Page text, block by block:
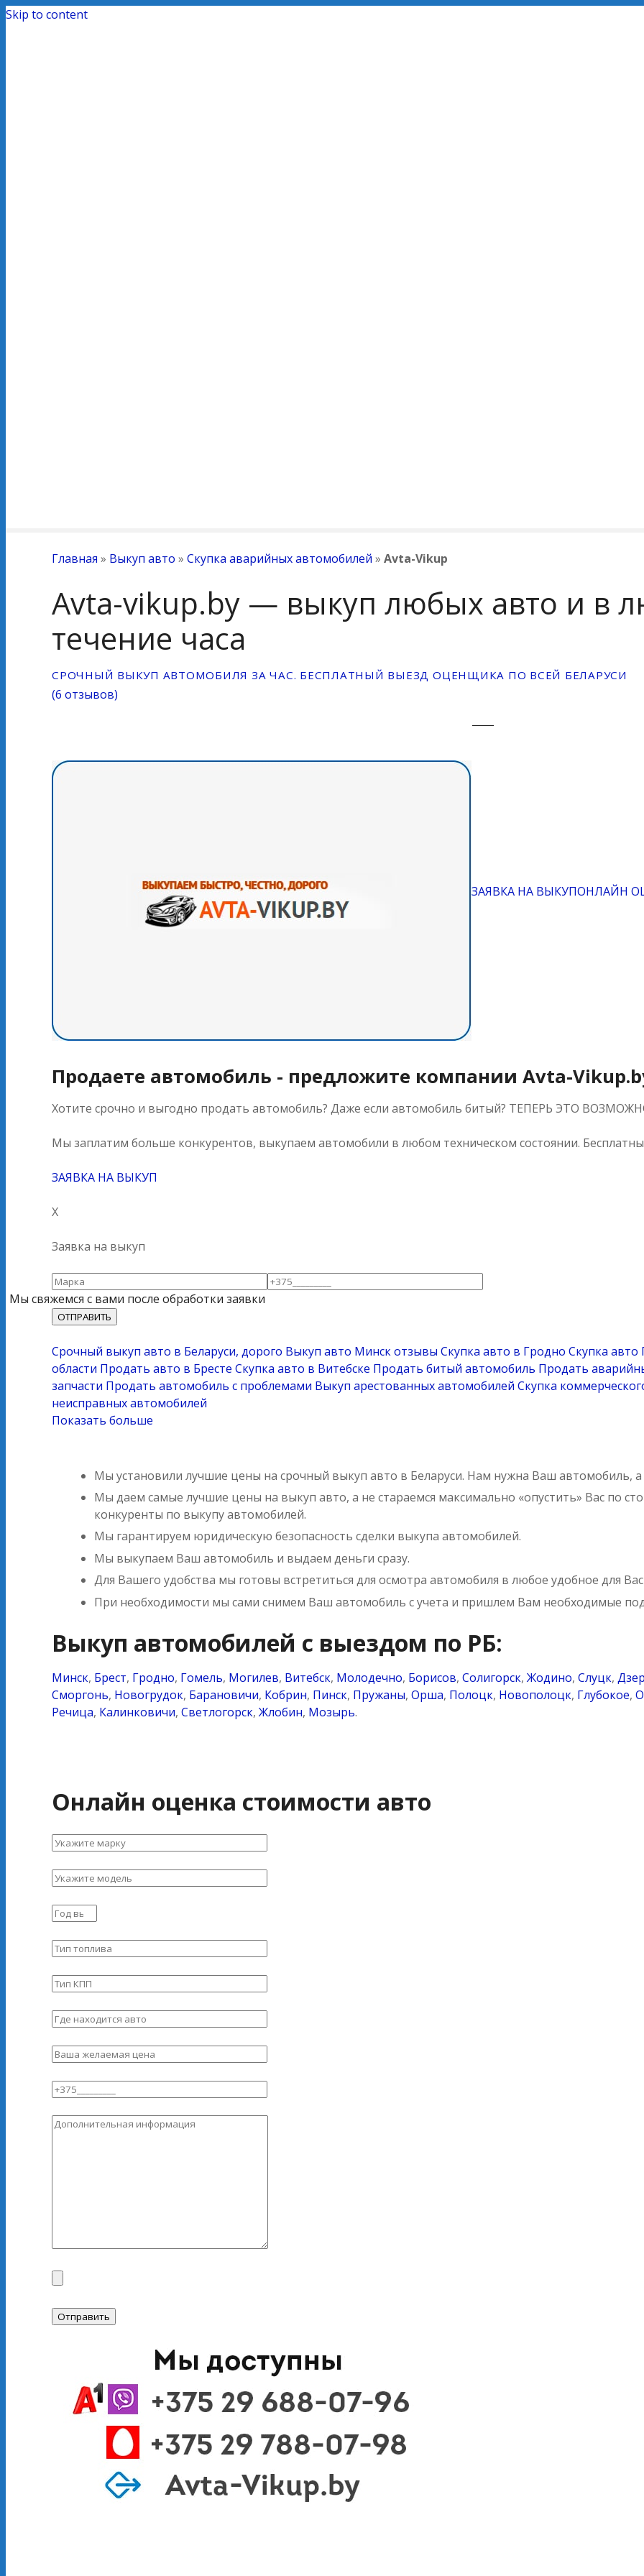
Skip to content
Главная » Выкуп авто » Скупка аварийных автомобилей » Avta-Vikup
Avta-vikup.by — выкуп любых авто и в
течение часа
CРОЧНЫЙ ВЫКУП АВТОМОБИЛЯ ЗА ЧАС. БЕСПЛАТНЫЙ ВЫЕЗД ОЦЕНЩИКА ПО ВСЕЙ БЕЛАРУСИ
(6 отзывов)
ЗАЯВКА НА ВЫКУПОНЛАЙН
Продаете автомобиль - предложите компании Avta-
Хотите срочно и выгодно продать автомобиль? Даже если автомобиль битый? ТЕПЕРЬ ЭТО
Мы заплатим больше конкурентов, выкупаем автомобили в любом техническом состоянии.
ЗАЯВКА НА ВЫКУП
X
Заявка на выкуп
Мы свяжемся с вами после обработки заявки
Срочный выкуп авто в Беларуси, дорого Выкуп авто Минск отзывы Скупка авто в Гродно Скупка авто
области Продать авто в Бресте Скупка авто в Витебске Продать битый автомобиль Продать
запчасти Продать автомобиль с проблемами Выкуп арестованных автомобилей Скупка
неисправных автомобилей
Показать больше
Мы установили лучшие цены на срочный выкуп авто в Беларуси. Нам нужна Ваш автомобиль,
Мы даем самые лучшие цены на выкуп авто, а не стараемся максимально «опустить» Вас по
конкуренты по выкупу автомобилей.
Мы гарантируем юридическую безопасность сделки выкупа автомобилей.
Мы выкупаем Ваш автомобиль и выдаем деньги сразу.
Для Вашего удобства мы готовы встретиться для осмотра автомобиля в любое удобное для
При необходимости мы сами снимем Ваш автомобиль с учета и пришлем Вам необходимые
Выкуп автомобилей с выездом по РБ:
Минск, Брест, Гродно, Гомель, Могилев, Витебск, Молодечно, Борисов, Солигорск, Жодино, Слуцк,
Сморгонь, Новогрудок, Барановичи, Кобрин, Пинск, Пружаны, Орша, Полоцк, Новополоцк, Глубокое,
Речица, Калинковичи, Светлогорск, Жлобин, Мозырь.
Онлайн оценка стоимости авто